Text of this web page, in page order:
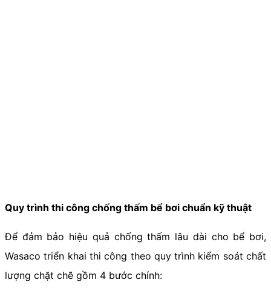
Quy trình thi công chống thấm bể bơi chuẩn kỹ thuật
Để đảm bảo hiệu quả chống thấm lâu dài cho bể bơi,
Wasaco triển khai thi công theo quy trình kiểm soát chất
lượng chặt chẽ gồm 4 bước chính: